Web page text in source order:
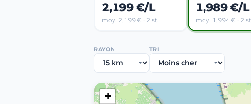
2,199 €/L
moy. 2,199 € · 2 st.
1,989 €/L
moy. 1,994 € · 2 st.
RAYON TRI
+